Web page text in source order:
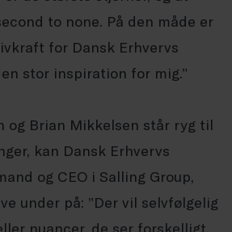
to none. På den måde er
for Dansk Erhvervs
stor inspiration for mig.”
og Brian Mikkelsen står ryg til
kan Dansk Erhvervs
og CEO i Salling Group,
under på: ”Der vil selvfølgelig
nuancer, de ser forskelligt,